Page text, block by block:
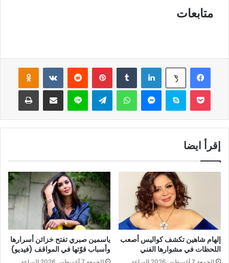
متابعات
فيسبوك ‫X لينكدإن بينتيريست
سكايب واتساب لاين
إقرأ ايضا
إلهام شاهين تكشف كواليس أصعب
اللحظات في مشوارها الفني
ياسمين صبري تفتح خزائن أسرارها
وأسباب قوّتها في المواقف (فيديو)